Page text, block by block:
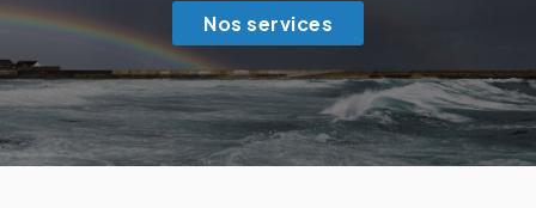
Nos services